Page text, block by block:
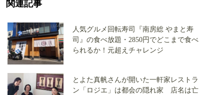
関連記事
人気グルメ回転寿司『南房総 やまと寿
司』の食べ放題・2850円でどこまで食べ
られるか！元超えチャレンジ
とよた真帆さんが開いた一軒家レストラ
ン「ロジエ」は都会の隠れ家 店名は亡